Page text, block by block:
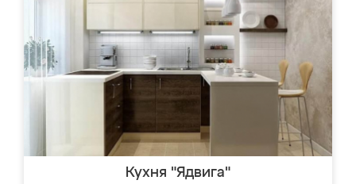
Кухня "Ядвига"